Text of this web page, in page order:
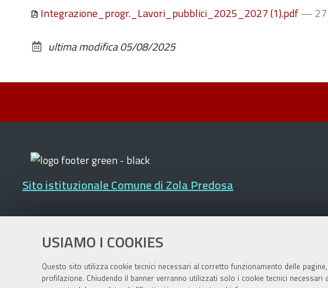
USIAMO I COOKIES
Questo sito utilizza cookie tecnici necessari al corretto funzionamento delle
profilazione. Chiudendo il banner verranno utilizzati solo i cookie tecnici
Integrazione_progr._Lavori_pubblici_2025_2027 (1).pdf— 27
ultima modifica05/08/2025
Sito istituzionale Comune di Zola Predosa
Privacy policy| DPO|Accessibilità